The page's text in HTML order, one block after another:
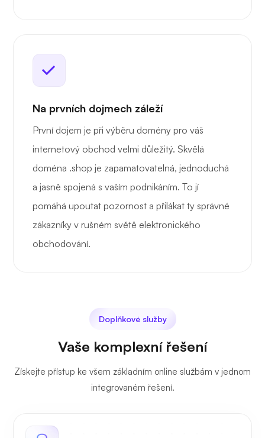
Na prvních dojmech záleží
První dojem je při výběru domény pro váš
internetový obchod velmi důležitý. Skvělá
doména .shop je zapamatovatelná, jednoduchá
a jasně spojená s vaším podnikáním. To jí
pomáhá upoutat pozornost a přilákat ty správné
zákazníky v rušném světě elektronického
obchodování.
Doplňkové služby
Vaše komplexní řešení
Získejte přístup ke všem základním online službám v jednom
integrovaném řešení.